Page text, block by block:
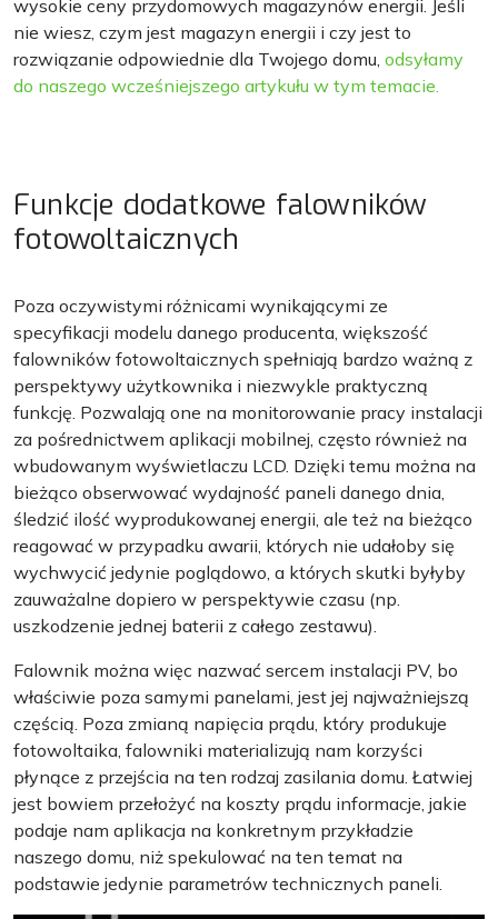
wysokie ceny przydomowych magazynów energii. Jeśli
nie wiesz, czym jest magazyn energii i czy jest to
rozwiązanie odpowiednie dla Twojego domu, odsyłamy
do naszego wcześniejszego artykułu w tym temacie.
Funkcje dodatkowe falowników
fotowoltaicznych
Poza oczywistymi różnicami wynikającymi ze
specyfikacji modelu danego producenta, większość
falowników fotowoltaicznych spełniają bardzo ważną z
perspektywy użytkownika i niezwykle praktyczną
funkcję. Pozwalają one na monitorowanie pracy instalacji
za pośrednictwem aplikacji mobilnej, często również na
wbudowanym wyświetlaczu LCD. Dzięki temu można na
bieżąco obserwować wydajność paneli danego dnia,
śledzić ilość wyprodukowanej energii, ale też na bieżąco
reagować w przypadku awarii, których nie udałoby się
wychwycić jedynie poglądowo, a których skutki byłyby
zauważalne dopiero w perspektywie czasu (np.
uszkodzenie jednej baterii z całego zestawu).
Falownik można więc nazwać sercem instalacji PV, bo
właściwie poza samymi panelami, jest jej najważniejszą
częścią. Poza zmianą napięcia prądu, który produkuje
fotowoltaika, falowniki materializują nam korzyści
płynące z przejścia na ten rodzaj zasilania domu. Łatwiej
jest bowiem przełożyć na koszty prądu informacje, jakie
podaje nam aplikacja na konkretnym przykładzie
naszego domu, niż spekulować na ten temat na
podstawie jedynie parametrów technicznych paneli.